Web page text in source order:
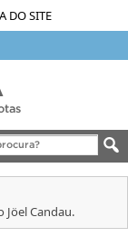
DO SITE
Jöel Candau.